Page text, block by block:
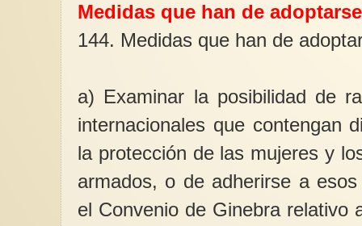
Medidas que han de adoptarse
144. Medidas que han de
a) Examinar la posibilidad de
internacionales que contengan
la protección de las mujeres y
armados, o de adherirse a
el Convenio de Ginebra relativo